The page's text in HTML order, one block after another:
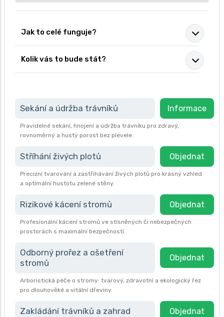
Jak to celé funguje?
Kolik vás to bude stát?
Sekání a údržba trávníků Informace
Pravidelné sekání, hnojení a údržba trávníku pro zdravý,
rovnoměrný a hustý porost bez plevele.
Stříhání živých plotů Objednat
Precizní tvarování a zastřihávání živých plotů pro krásný vzhled
a optimální hustotu zelené stěny.
Rizikové kácení stromů Objednat
Profesionální kácení stromů ve stísněných či nebezpečných
prostorách s maximální bezpečností.
Odborný prořez a ošetření
stromů
Objednat
Arboristická péče o stromy: tvarový, zdravotní a ekologický řez
pro dlouhověké a vitální dřeviny.
Zakládání trávníků a zahrad Objednat